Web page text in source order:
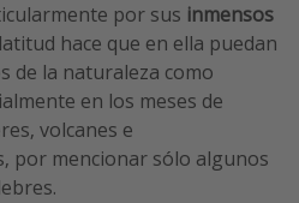
por sus inmensos
hace que en ella puedan
de la naturaleza como
en los meses de
volcanes e
por mencionar sólo algunos